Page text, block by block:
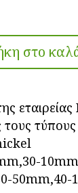
στο
εταιρείας
τους
50mm,40-